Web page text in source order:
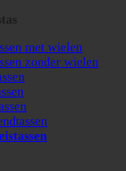
met wielen
zonder wielen